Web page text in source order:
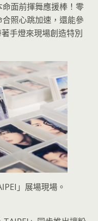
面前揮舞應援棒！零
照心跳加速，還能參
手燈來現場創造特別
」展場現場。